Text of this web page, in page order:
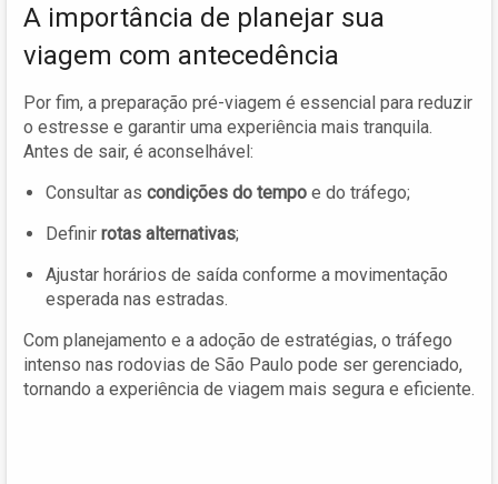
A importância de planejar sua
viagem com antecedência
Por fim, a preparação pré-viagem é essencial para reduzir
o estresse e garantir uma experiência mais tranquila.
Antes de sair, é aconselhável:
Consultar as condições do tempo e do tráfego;
Definir rotas alternativas;
Ajustar horários de saída conforme a movimentação
esperada nas estradas.
Com planejamento e a adoção de estratégias, o tráfego
intenso nas rodovias de São Paulo pode ser gerenciado,
tornando a experiência de viagem mais segura e eficiente.